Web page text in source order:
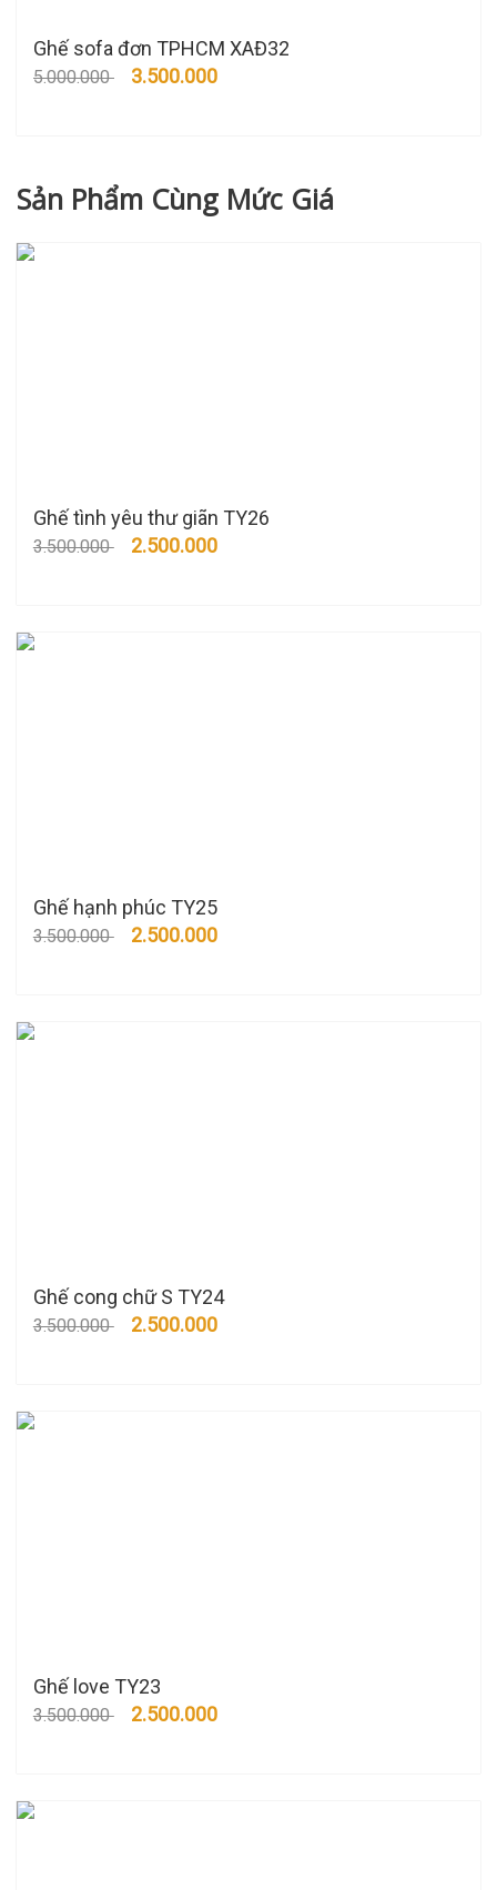
Ghế sofa đơn TPHCM XAĐ32
5.000.000 3.500.000
Sản Phẩm Cùng Mức Giá
Ghế tình yêu thư giãn TY26
3.500.000 2.500.000
Ghế hạnh phúc TY25
3.500.000 2.500.000
Ghế cong chữ S TY24
3.500.000 2.500.000
Ghế love TY23
3.500.000 2.500.000